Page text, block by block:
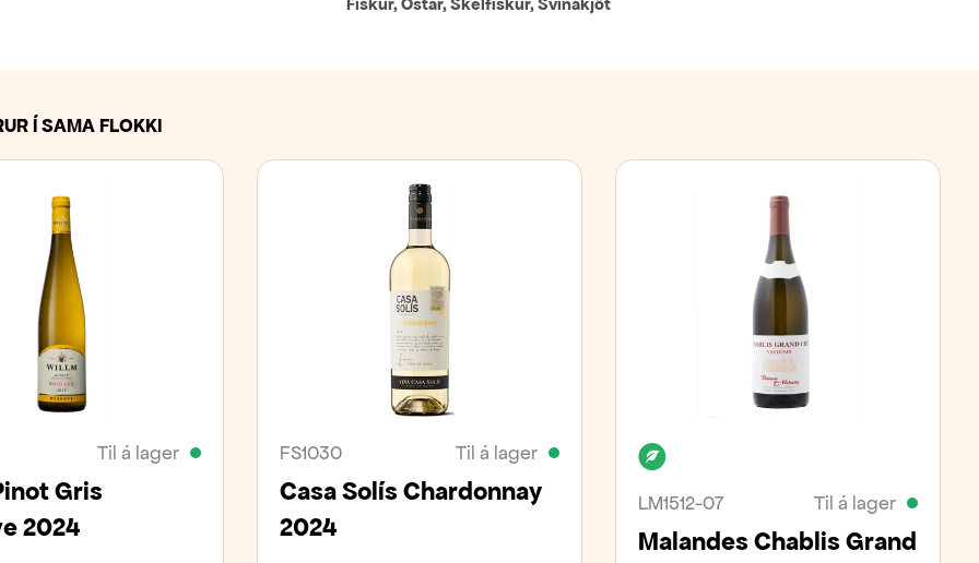
Í SAMA FLOKKI
Til á lager
Gris
2024
FS1030 Til á lager
Casa Solís Chardonnay
2024
LM1512-07 Til á lager
Malandes Chablis Grand